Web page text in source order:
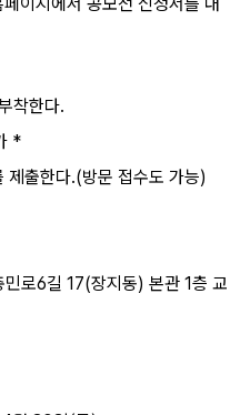
착한다.
*
제출한다.(방문 접수도 가능)
로6길 17(장지동) 본관 1층 교